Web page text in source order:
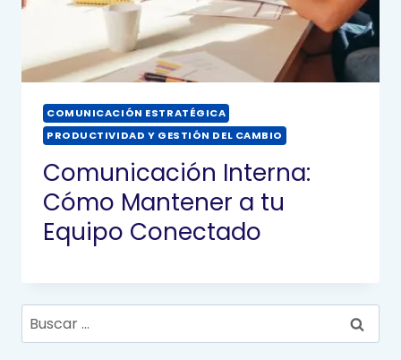
COMUNICACIÓN ESTRATÉGICA
PRODUCTIVIDAD Y GESTIÓN DEL CAMBIO
Comunicación Interna:
Cómo Mantener a tu
Equipo Conectado
Buscar: